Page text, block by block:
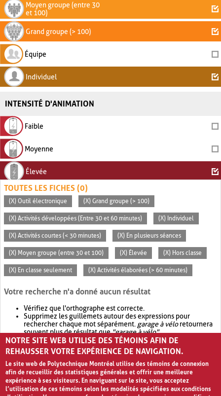
Moyen groupe (entre 30
et 100)
Grand groupe (> 100)
Équipe
Individuel
INTENSITÉ D'ANIMATION
Faible
Moyenne
Élevée
TOUTES LES FICHES (0)
(X) Outil électronique (X) Grand groupe (> 100)
(X) Activités développées (Entre 30 et 60 minutes) (X) Individuel
(X) Activités courtes (< 30 minutes) (X) En plusieurs séances
(X) Moyen groupe (entre 30 et 100) (X) Élevée (X) Hors classe
(X) En classe seulement (X) Activités élaborées (> 60 minutes)
Votre recherche n'a donné aucun résultat
Vérifiez que l'orthographe est correcte.
Supprimez les guillemets autour des expressions pour
rechercher chaque mot séparément. garage à véloretournera
souvent plus de résultat que"garage à vélo".
Envisagez d'élargir votre recherche avec OR.garage OR vélo
retournera souvent plus de résultat quegarage à vélo
NOTRE SITE WEB UTILISE DES TÉMOINS AFIN DE
REHAUSSER VOTRE EXPÉRIENCE DE NAVIGATION.
Le site web de Polytechnique Montréal utilise des témoins de connexion
afin de recueillir des statistiques générales et offrir une meilleure
expérience à ses visiteurs. En naviguant sur le site, vous acceptez
l’utilisation de ces témoins selon les modalités spécifiées aux conditions